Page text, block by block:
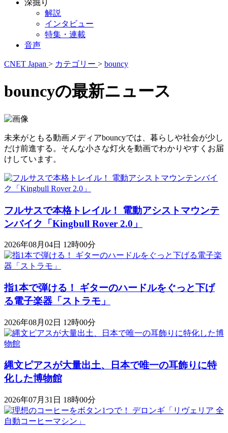
深掘り
解説
インタビュー
特集・連載
音声
CNET Japan > カテゴリー > bouncy
bouncyの最新ニュース
未来がともる動画メディアbouncyでは、暮らしや社会が少し
だけ前進する。そんな小さな灯火を動画でわかりやすくお届
けしています。
フルサスで本格トレイル！ 電動アシストマウンテ
ンバイク「Kingbull Rover 2.0」
2026年08月04日 12時00分
指1本で弾ける！ ギターのハードルをぐっと下げ
る電子楽器「ストラモ」
2026年08月02日 12時00分
縄文ピアスが大量出土、日本で唯一の耳飾りに特
化した博物館
2026年07月31日 18時00分